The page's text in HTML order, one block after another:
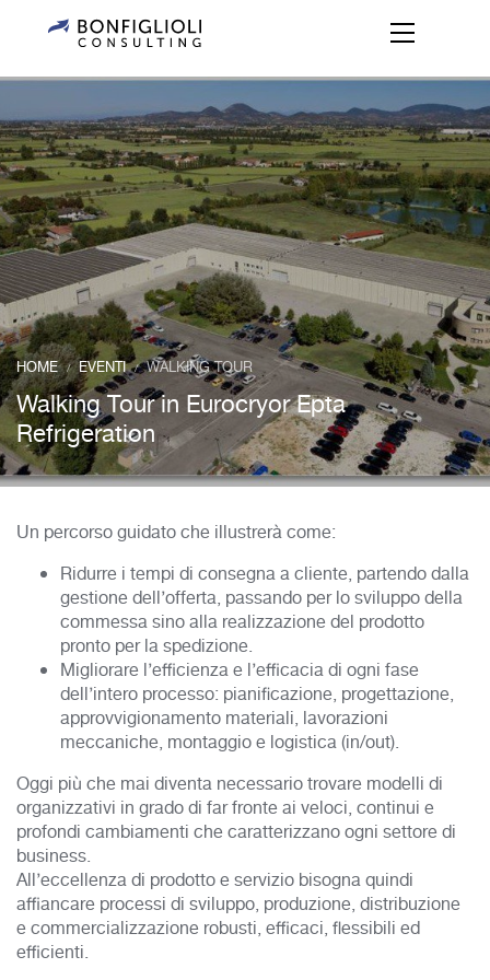
HOME / EVENTI / WALKING TOUR
Walking Tour in Eurocryor Epta
Refrigeration
Un percorso guidato che illustrerà come:
Ridurre i tempi di consegna a cliente, partendo dalla
gestione dell’offerta, passando per lo sviluppo della
commessa sino alla realizzazione del prodotto
pronto per la spedizione.
Migliorare l’efficienza e l’efficacia di ogni fase
dell’intero processo: pianificazione, progettazione,
approvvigionamento materiali, lavorazioni
meccaniche, montaggio e logistica (in/out).
Oggi più che mai diventa necessario trovare modelli di
organizzativi in grado di far fronte ai veloci, continui e
profondi cambiamenti che caratterizzano ogni settore di
business.
All’eccellenza di prodotto e servizio bisogna quindi
affiancare processi di sviluppo, produzione, distribuzione
e commercializzazione robusti, efficaci, flessibili ed
efficienti.